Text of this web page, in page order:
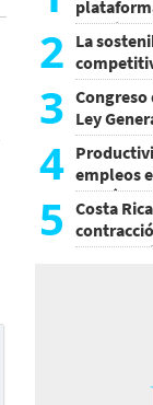
exterior
2 La
3 Congreso
Ley
4 empleos
podría
5
Costa
causan